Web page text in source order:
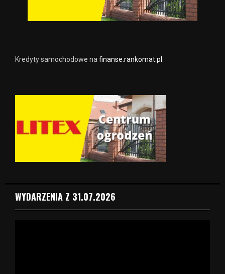
Kredyty samochodowe na finanse.rankomat.pl
WYDARZENIA Z 31.07.2026